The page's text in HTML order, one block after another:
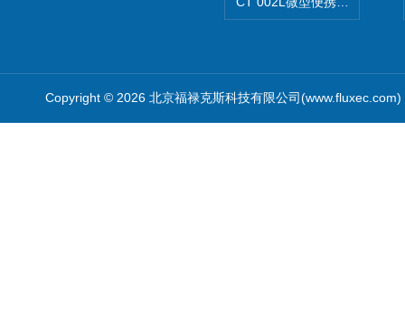
Copyright © 2026 北京福禄克斯科技有限公司(www.fluxec.com)